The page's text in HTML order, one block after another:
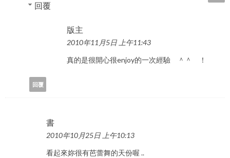
回覆
版主
2010年11月5日 上午11:43
真的是很開心很enjoy的一次經驗 ＾＾ ！
回覆
書
2010年10月25日 上午10:13
看起來妳很有芭蕾舞的天份喔 ..